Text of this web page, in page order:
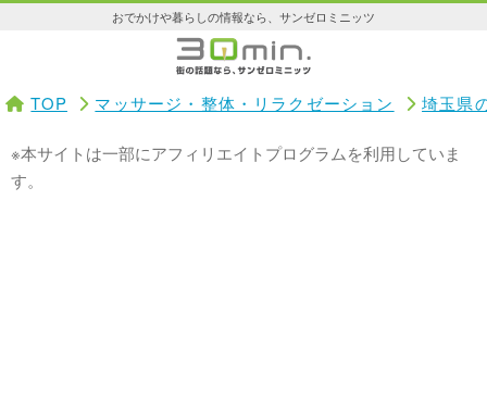
おでかけや暮らしの情報なら、サンゼロミニッツ
TOP マッサージ・整体・リラクゼーション 埼玉県
※本サイトは一部にアフィリエイトプログラムを利用していま
す。